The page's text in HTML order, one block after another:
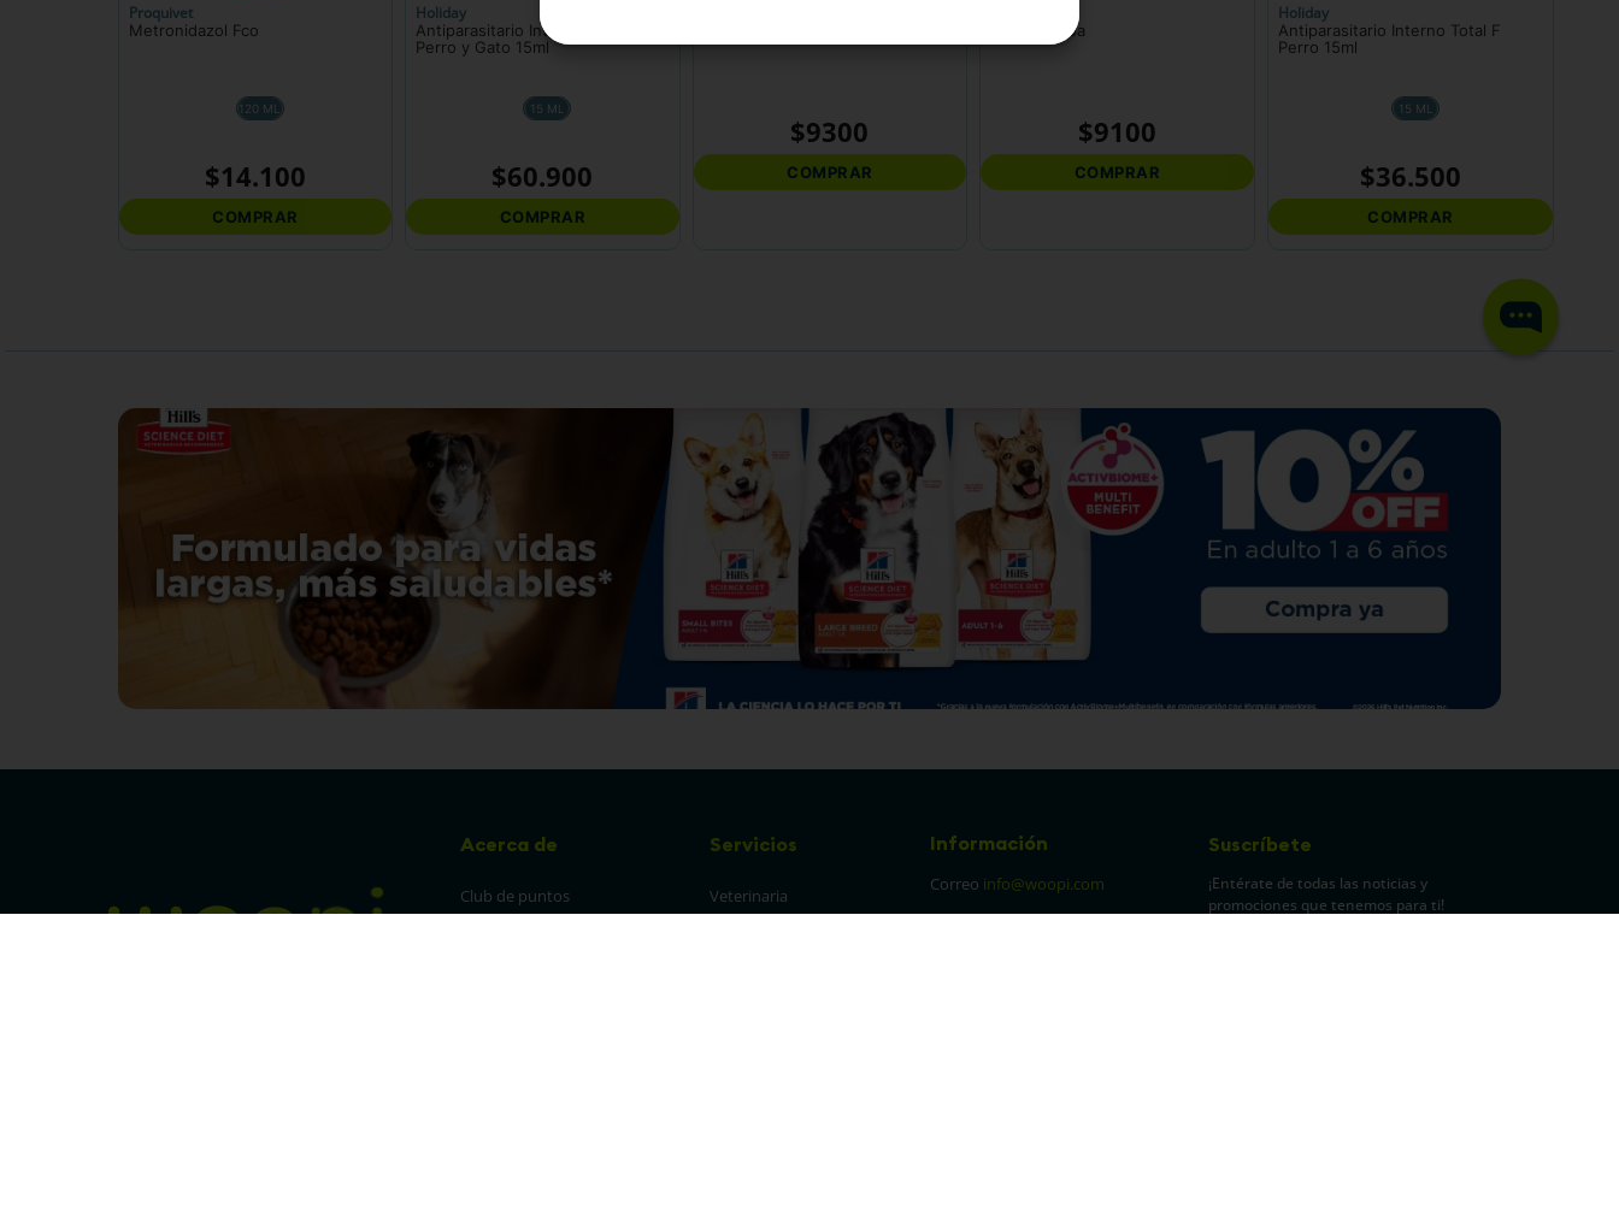
Proquivet
Metronidazol Fco
120 ML
$14.100
COMPRAR
Holiday
Antiparasitario Interno Total F CG
Perro y Gato 15ml
15 ML
$60.900
COMPRAR
$9300
COMPRAR
Vermiplex Ja
$9100
COMPRAR
Holiday
Antiparasitario Interno Total F
Perro 15ml
15 ML
$36.500
COMPRAR
Acerca de
Club de puntos
Servicios
Veterinaria
Información
Correo info@woopi.com
Suscríbete
¡Entérate de todas las noticias y
promociones que tenemos para ti!